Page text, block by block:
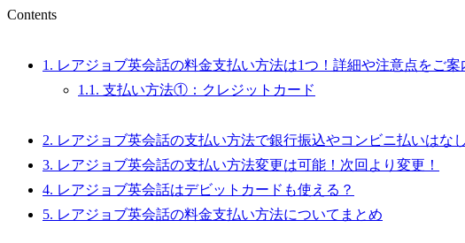
Contents
1. レアジョブ英会話の料金支払い方法は1つ！詳細や注意点をご案
1.1. 支払い方法①：クレジットカード
2. レアジョブ英会話の支払い方法で銀行振込やコンビニ払いはなし
3. レアジョブ英会話の支払い方法変更は可能！次回より変更！
4. レアジョブ英会話はデビットカードも使える？
5. レアジョブ英会話の料金支払い方法についてまとめ